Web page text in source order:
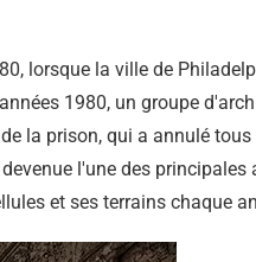
lorsque la ville de
1980, un groupe
la prison, qui a annulé
l'une des
et ses terrains chaque